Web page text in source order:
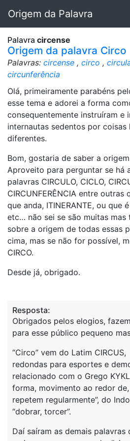
Origem da Palavra
Palavra circense
Origem da palavra Circo
Palavras: circense , circo ,
circunferência
Olá, primeiramente parabéns
esse tema e adorei a forma
consequentemente instruíram e
internautas sedentos por coisas
diferentes.
Bom, gostaria de saber a
Aproveito para perguntar se há
palavras CIRCULO, CICLO,
CIRCUNFERÊNCIA entre outras
que anda, ITINERANTE, ou que
etc… não sei se são muitas mas
sobre a origem de todas essas
cima, mas se não for possível,
CIRCO.
Desde já, obrigado.
Resposta:
Obrigados pelos elogios,
para esse público pequeno
“Circo” vem do Latim
redondas para esportes e
relacionado com o Grego
forma, movimento ao redor
repetem regularmente”, do
“dobrar, torcer”.
Daí saíram as demais palavras